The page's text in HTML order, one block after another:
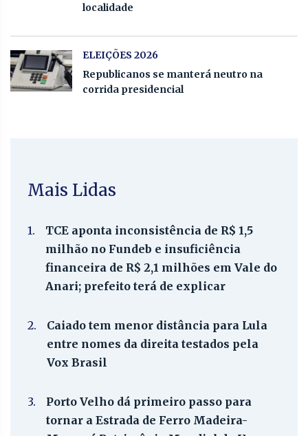
localidade
ELEIÇÕES 2026
Republicanos se manterá neutro na
corrida presidencial
Mais Lidas
1.
TCE aponta inconsistência de R$ 1,5
milhão no Fundeb e insuficiência
financeira de R$ 2,1 milhões em Vale do
Anari; prefeito terá de explicar
2.
Caiado tem menor distância para Lula
entre nomes da direita testados pela
Vox Brasil
3.
Porto Velho dá primeiro passo para
tornar a Estrada de Ferro Madeira-